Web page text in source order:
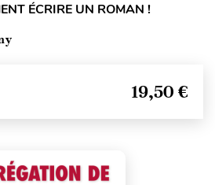
ÉCRIRE UN ROMAN !
19,50 €